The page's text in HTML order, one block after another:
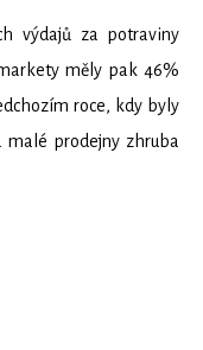
výdajů za potraviny
měly pak 46%
roce, kdy byly
malé prodejny zhruba